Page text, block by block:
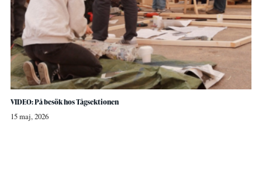
VIDEO: På besök hos Tågsektionen
15 maj, 2026